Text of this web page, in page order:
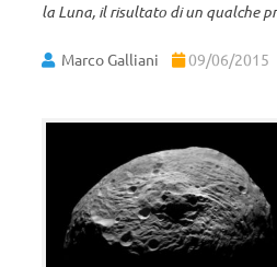
la Luna, il risultato di un qualche
Marco Galliani 09/06/2015